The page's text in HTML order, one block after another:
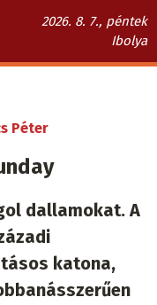
2026. 8. 7., péntek
Ibolya
Péter
dallamokat. A
katona,